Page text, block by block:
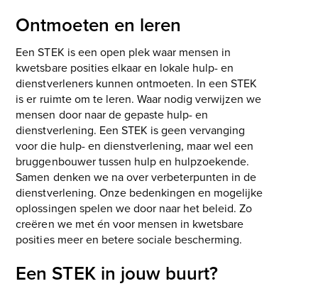
Ontmoeten en leren
Een STEK is een open plek waar mensen in
kwetsbare posities elkaar en lokale hulp- en
dienstverleners kunnen ontmoeten. In een STEK
is er ruimte om te leren. Waar nodig verwijzen we
mensen door naar de gepaste hulp- en
dienstverlening. Een STEK is geen vervanging
voor die hulp- en dienstverlening, maar wel een
bruggenbouwer tussen hulp en hulpzoekende.
Samen denken we na over verbeterpunten in de
dienstverlening. Onze bedenkingen en mogelijke
oplossingen spelen we door naar het beleid. Zo
creëren we met én voor mensen in kwetsbare
posities meer en betere sociale bescherming.
Een STEK in jouw buurt?